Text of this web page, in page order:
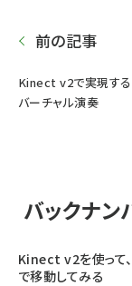
前の記事
Kinect v2で実現す
バーチャル演奏
バックナン
Kinect v2を使って
で移動してみる